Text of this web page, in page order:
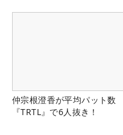
仲宗根澄香が平均パット数
『TRTL』で6人抜き！